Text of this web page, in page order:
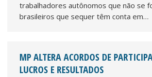
trabalhadores autônomos que não se
brasileiros que sequer têm conta em…
MP ALTERA ACORDOS DE
LUCROS E RESULTADOS